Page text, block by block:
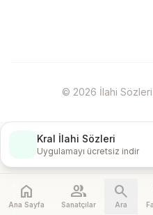
© 2026 İlahi Sözleri
Kral İlahi Sözleri
Uygulamayı ücretsiz indir
home
Ana Sayfa
people
Sanatçılar
search
Ara